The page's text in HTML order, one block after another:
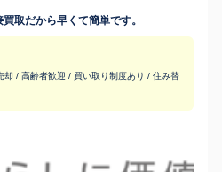
取だから早くて簡単です。
却 / 高齢者歓迎 / 買い取り制度あり / 住み替